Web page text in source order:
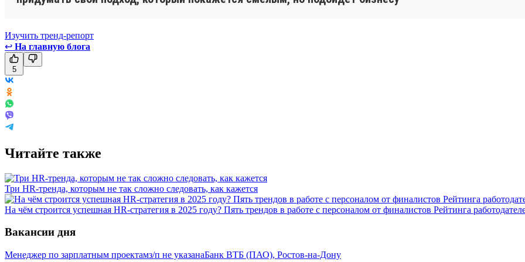
Изучить тренд-репорт
↩ На главную блога
5
Читайте также
Три HR-тренда, которым не так сложно следовать, как кажется
На чём строится успешная HR-стратегия в 2025 году? Пять трендов в работе с персоналом от финалистов Рейтинга
Вакансии дня
Менеджер по зарплатным проектамз/п не указанаБанк ВТБ (ПАО), Ростов-на-Дону